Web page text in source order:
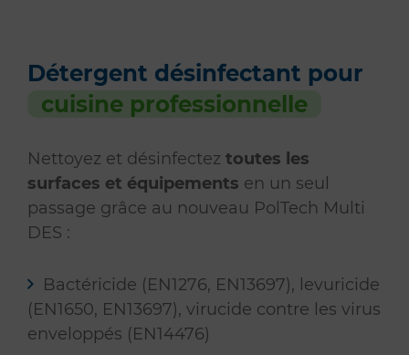
Détergent désinfectant pour
cuisine professionnelle
Nettoyez et désinfectez toutes les
surfaces et équipements en un seul
passage grâce au nouveau PolTech Multi
DES :
Bactéricide (EN1276, EN13697), levuricide
(EN1650, EN13697), virucide contre les virus
enveloppés (EN14476)